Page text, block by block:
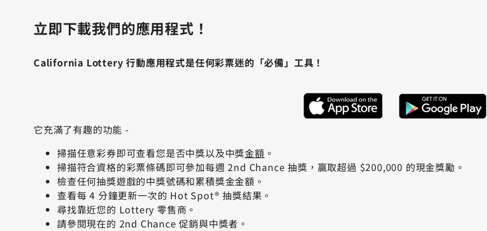
立即下載我們的應用程式！
California Lottery 行動應用程式是任何彩票迷的「必備」工具！
它充滿了有趣的功能 -
掃描任意彩券即可查看您是否中獎以及中獎金額 。
掃描符合資格的彩票條碼即可參加每週 2nd Chance 抽獎，贏取超過 $200,000 的現金獎勵。
檢查任何抽獎遊戲的中獎號碼和累積獎金金額。
查看每 4 分鐘更新一次的 Hot Spot® 抽獎結果。
尋找靠近您的 Lottery 零售商。
請參閱現在的 2nd Chance 促銷與中獎者。